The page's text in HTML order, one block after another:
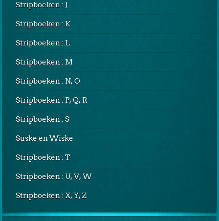
Stripboeken : J
Stripboeken : K
Stripboeken : L
Stripboeken : M
Stripboeken : N, O
Stripboeken : P, Q, R
Stripboeken : S
Suske en Wiske
Stripboeken : T
Stripboeken : U, V, W
Stripboeken : X, Y, Z